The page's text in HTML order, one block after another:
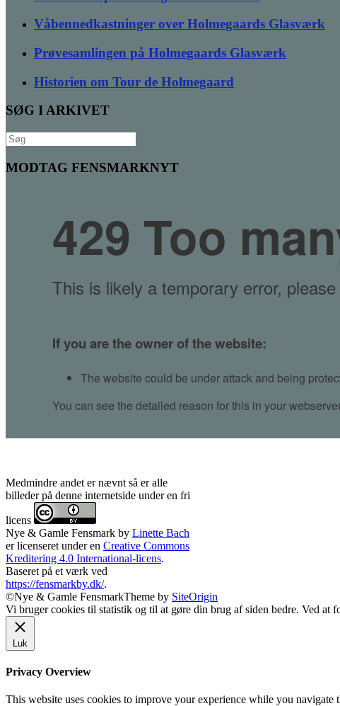
Våbennedkastninger over Holmegaards Glasværk
Prøvesamlingen på Holmegaards Glasværk
Historien om Tour de Holmegaard
SØG I ARKIVET
Søg
efter:
MODTAG FENSMARKNYT
Medmindre andet er nævnt så er alle
billeder på denne internetside under en fri
licens
Nye & Gamle Fensmark by Linette Bach
er licenseret under en Creative Commons
Kreditering 4.0 International-licens.
Baseret på et værk ved
https://fensmarkby.dk/.
©Nye & Gamle FensmarkTheme by SiteOrigin
Vi bruger cookies til statistik og til at gøre din brug af siden bedre. Ved at
Luk
Privacy Overview
This website uses cookies to improve your experience while you navigate